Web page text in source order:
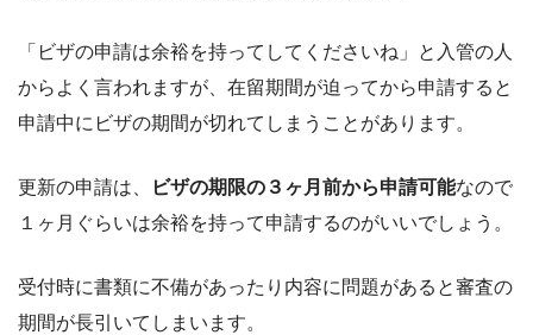
「ビザの申請は余裕を持ってしてくださいね」と入管の人
からよく言われますが、在留期間が迫ってから申請すると
申請中にビザの期間が切れてしまうことがあります。
更新の申請は、 ビザの期限の３ヶ月前から申請可能なので
１ヶ月ぐらいは余裕を持って申請するのがいいでしょう。
受付時に書類に不備があったり内容に問題があると審査の
期間が長引いてしまいます。